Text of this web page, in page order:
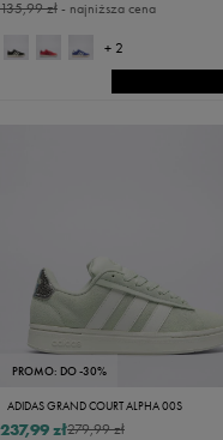
135,99 zł- najniższa cena
+ 2
PROMO: DO -30%
ADIDAS GRAND COURT ALPHA 00S
279,99 zł
237,99 zł